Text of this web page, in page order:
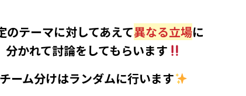
のテーマに対してあえて異なる立場に
分かれて討論をしてもらいます
チーム分けはランダムに行います